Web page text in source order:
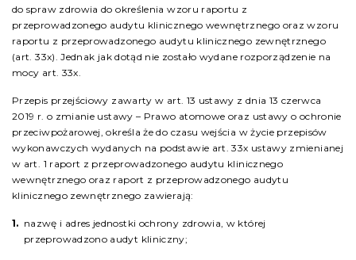
do spraw zdrowia do określenia wzoru raportu z
przeprowadzonego audytu klinicznego wewnętrznego oraz wzoru
raportu z przeprowadzonego audytu klinicznego zewnętrznego
(art. 33x). Jednak jak dotąd nie zostało wydane rozporządzenie na
mocy art. 33x.
Przepis przejściowy zawarty w art. 13 ustawy z dnia 13 czerwca
2019 r. o zmianie ustawy – Prawo atomowe oraz ustawy o ochronie
przeciwpożarowej, określa że do czasu wejścia w życie przepisów
wykonawczych wydanych na podstawie art. 33x ustawy zmienianej
w art. 1 raport z przeprowadzonego audytu klinicznego
wewnętrznego oraz raport z przeprowadzonego audytu
klinicznego zewnętrznego zawierają:
nazwę i adres jednostki ochrony zdrowia, w której
przeprowadzono audyt kliniczny;